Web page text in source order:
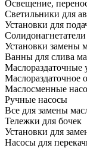
Освещение,
Светильники для
Установки для
Солидонагнетатели
Установки замены
Ванны для слива
Маслораздаточные
Маслораздаточное
Маслосменные
Ручные насосы
Все для замены
Тележки для бочек
Установки для
Насосы для